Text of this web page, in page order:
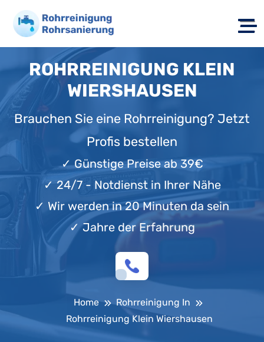
ROHRREINIGUNG KLEIN
WIERSHAUSEN
Brauchen Sie eine Rohrreinigung? Jetzt
Profis bestellen
✓Günstige Preise ab 39€
✓ 24/7 - Notdienst in Ihrer Nähe
✓ Wir werden in 20 Minuten da sein
✓Jahre der Erfahrung
Home
Rohrreinigung In
Rohrreinigung Klein Wiershausen